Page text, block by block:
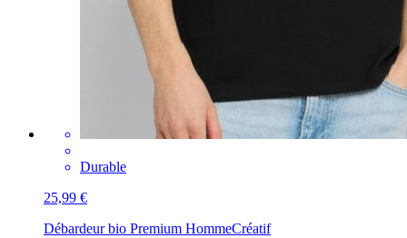
Durable
25,99 €
Débardeur bio Premium HommeCréatif